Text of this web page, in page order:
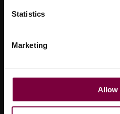
Statistics
Marketing
Allow
修理をスムーズで、信頼性が
にします。.